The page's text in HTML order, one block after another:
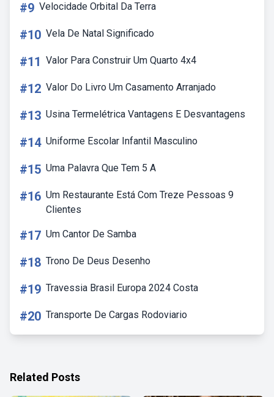
#9 Velocidade Orbital Da Terra
#10 Vela De Natal Significado
#11 Valor Para Construir Um Quarto 4x4
#12 Valor Do Livro Um Casamento Arranjado
#13 Usina Termelétrica Vantagens E Desvantagens
#14 Uniforme Escolar Infantil Masculino
#15 Uma Palavra Que Tem 5 A
#16 Um Restaurante Está Com Treze Pessoas 9
Clientes
#17 Um Cantor De Samba
#18 Trono De Deus Desenho
#19 Travessia Brasil Europa 2024 Costa
#20 Transporte De Cargas Rodoviario
Related Posts